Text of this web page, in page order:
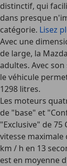
distinctif, qui
dans presque
catégorie. Lisez
Avec une
de large, la
adultes. Avec
le véhicule
1298 litres.
Les moteurs
de "base" et
"Exclusive" de 75
vitesse maximale
km / h en 13
est en moyenne